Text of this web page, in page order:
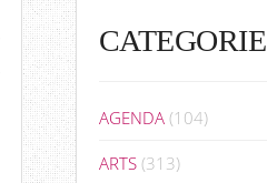
CATEGORIE
AGENDA (104)
ARTS (313)